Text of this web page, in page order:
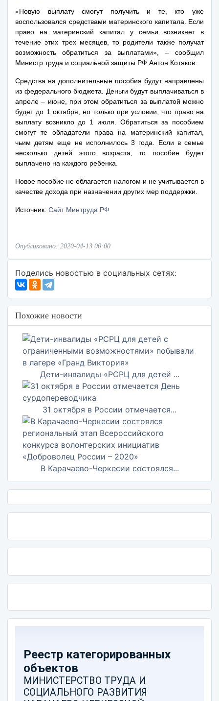
«Новую выплату смогут получить и те, кто уже
воспользовался средствами материнского капитала. Если
право на материнский капитал у семьи возникнет в
течение этих трех месяцев, то родители также получат
возможность обратиться за выплатами», – сообщил
Министр труда и социальной защиты РФ Антон Котяков.
Средства на дополнительные пособия будут направлены
из федерального бюджета. Деньги будут выплачиваться в
апреле – июне, при этом обратиться за выплатой можно
будет до 1 октября, но только при условии, что право на
выплату возникло до 1 июля. Обратиться за пособием
смогут те обладатели права на материнский капитал,
чьим детям еще не исполнилось 3 года. Если в семье
несколько детей этого возраста, то пособие будет
выплачено на каждого ребенка.
Новое пособие не облагается налогом и не учитывается в
качестве дохода при назначении других мер поддержки.
Источник: Сайт Минтруда РФ
Опубликовано: 2020-04-13 00:00
Поделись новостью в социальных сетях:
Похожие новости
Дети-инвалиды «РСРЦ для детей ...
31 октября в России отмечается...
В Карачаево-Черкесии состоялся...